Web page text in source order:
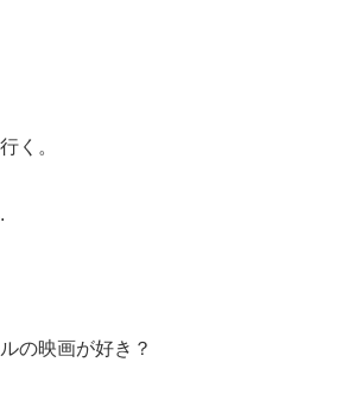
く。
の映画が好き？